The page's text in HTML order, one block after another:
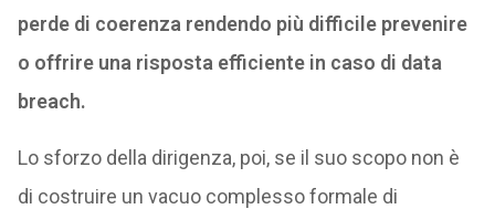
perde di coerenza rendendo più difficile prevenire
o offrire una risposta efficiente in caso di data
breach.
Lo sforzo della dirigenza, poi, se il suo scopo non è
di costruire un vacuo complesso formale di